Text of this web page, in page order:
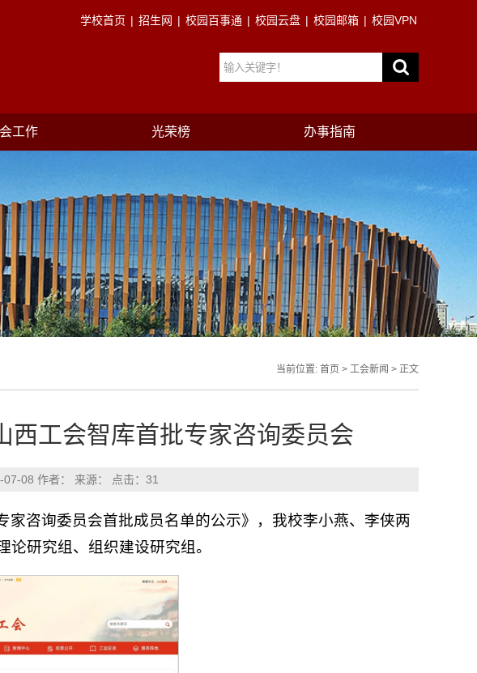
学校首页 | 招生网 | 校园百事通 | 校园云盘 | 校园邮箱 | 校园VPN
工作 光荣榜 办事指南
当前位置: 首页 > 工会新闻 > 正文
西工会智库首批专家咨询委员会
08 作者： 来源： 点击： 31
咨询委员会首批成员名单的公示》，我校李小燕、李侠两
研究组、组织建设研究组。